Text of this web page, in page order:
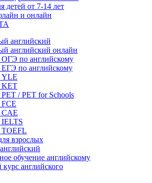
детей от 7-14 лет
и онлайн
английский
английский онлайн
ОГЭ по английскому
ЕГЭ по английскому
YLE
KET
/ PET for Schools
CAE
IELTS
TOEFL
взрослых
обучение английскому
английского